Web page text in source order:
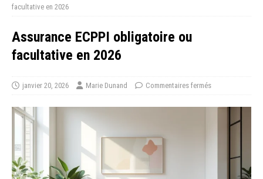
facultative en 2026
Assurance ECPPI obligatoire ou
facultative en 2026
janvier 20, 2026 Marie Dunand Commentaires fermés